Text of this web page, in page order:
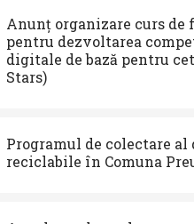
Anunț organizare curs de
pentru dezvoltarea
digitale de bază pentru
Stars)
Programul de colectare al
reciclabile în Comuna